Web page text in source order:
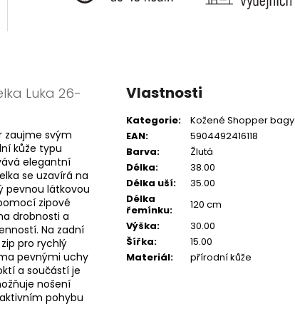
Luka 26-
zaujme svým
kůže typu
elegantní
se uzavírá na
pevnou látkovou
zipové
drobnosti a
Na zadní
pro rychlý
pevnými uchy
a součástí je
nošení
pohybu
Vlastnosti
Kategorie:
Kožené Shopper bagy
EAN:
5904492416118
Barva:
Žlutá
Délka:
38.00
Délka uší:
35.00
Délka
řemínku:
120 cm
Výška:
30.00
Šířka:
15.00
Materiál: přírodní kůže